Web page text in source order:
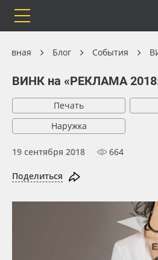
Каталог
Orafol
Бренды
Весь каталог
Рулонные материалы
Самоклеящиеся плёнки
Блог События
ВИНК на «РЕКЛАМА
Печать
Наружка
19 сентября 2018 664
Поделиться